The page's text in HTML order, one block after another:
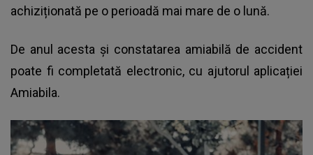
achiziționată pe o perioadă mai mare de o lună.
De anul acesta și constatarea amiabilă de accident
poate fi completată electronic, cu ajutorul aplicației
Amiabila.